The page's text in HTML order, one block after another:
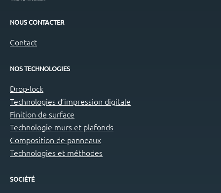
NOUS CONTACTER
Contact
NOS TECHNOLOGIES
Drop-lock
Technologies d’impression digitale
Finition de surface
Technologie murs et plafonds
Composition de panneaux
Technologies et méthodes
SOCIÉTÉ